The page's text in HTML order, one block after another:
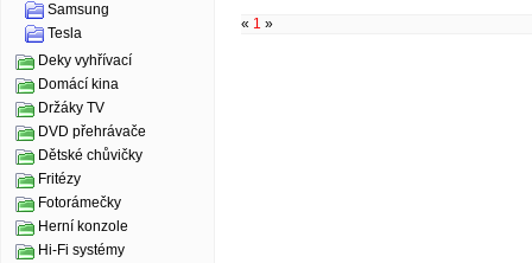
Samsung
Tesla
Deky vyhřívací
Domácí kina
Držáky TV
DVD přehrávače
Dětské chůvičky
Fritézy
Fotorámečky
Herní konzole
Hi-Fi systémy
« 1 »